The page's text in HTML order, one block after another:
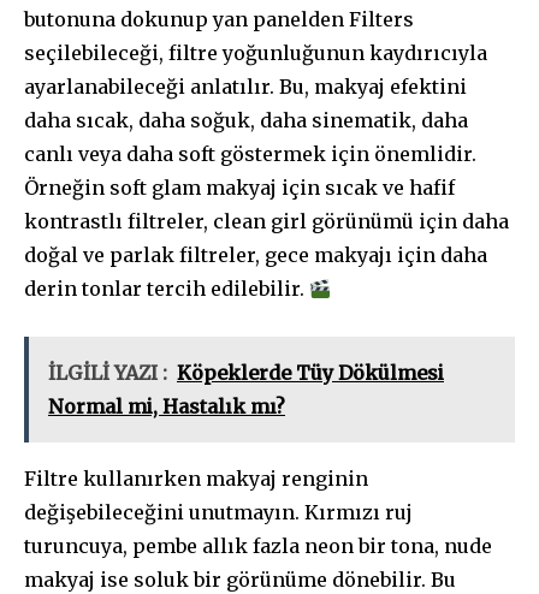
butonuna dokunup yan panelden Filters
seçilebileceği, filtre yoğunluğunun kaydırıcıyla
ayarlanabileceği anlatılır. Bu, makyaj efektini
daha sıcak, daha soğuk, daha sinematik, daha
canlı veya daha soft göstermek için önemlidir.
Örneğin soft glam makyaj için sıcak ve hafif
kontrastlı filtreler, clean girl görünümü için daha
doğal ve parlak filtreler, gece makyajı için daha
derin tonlar tercih edilebilir.
İLGİLİ YAZI : Köpeklerde Tüy Dökülmesi
Normal mi, Hastalık mı?
Filtre kullanırken makyaj renginin
değişebileceğini unutmayın. Kırmızı ruj
turuncuya, pembe allık fazla neon bir tona, nude
makyaj ise soluk bir görünüme dönebilir. Bu